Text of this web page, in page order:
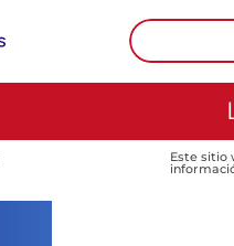
Este sitio